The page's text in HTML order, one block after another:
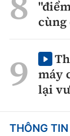
cùng
máy
lại
THÔNG